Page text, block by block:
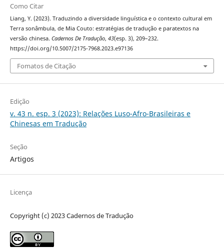
Como Citar
Liang, Y. (2023). Traduzindo a diversidade linguística e o contexto cultural em
Terra sonâmbula, de Mia Couto: estratégias de tradução e paratextos na
versão chinesa. Cadernos De Tradução, 43(esp. 3), 209–232.
https://doi.org/10.5007/2175-7968.2023.e97136
Fomatos de Citação
Edição
v. 43 n. esp. 3 (2023): Relações Luso-Afro-Brasileiras e
Chinesas em Tradução
Seção
Artigos
Licença
Copyright (c) 2023 Cadernos de Tradução